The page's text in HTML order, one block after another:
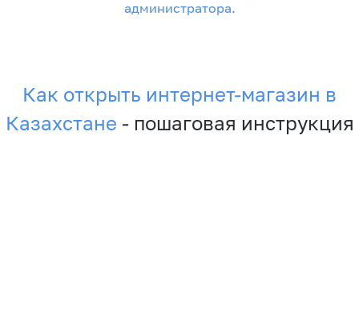
администратора.
Как открыть интернет-магазин в
Казахстане - пошаговая инструкция